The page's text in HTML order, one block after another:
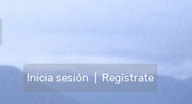
Inicia sesión | Regístrate